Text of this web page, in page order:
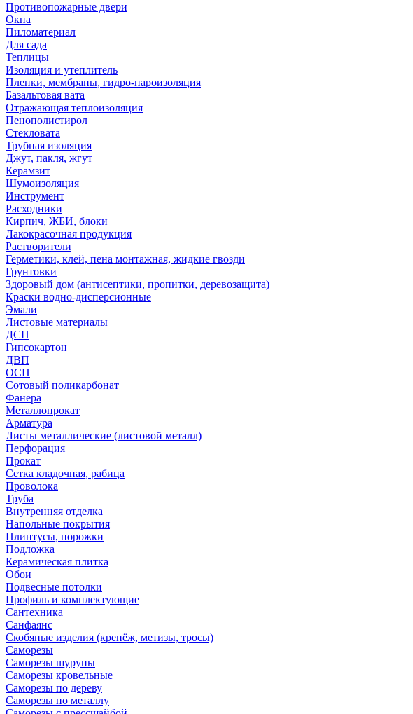
Противопожарные двери
Окна
Пиломатериал
Для сада
Теплицы
Изоляция и утеплитель
Пленки, мембраны, гидро-пароизоляция
Базальтовая вата
Отражающая теплоизоляция
Пенополистирол
Стекловата
Трубная изоляция
Джут, пакля, жгут
Керамзит
Шумоизоляция
Инструмент
Расходники
Кирпич, ЖБИ, блоки
Лакокрасочная продукция
Растворители
Герметики, клей, пена монтажная, жидкие гвозди
Грунтовки
Здоровый дом (антисептики, пропитки, деревозащита)
Краски водно-дисперсионные
Эмали
Листовые материалы
ДСП
Гипсокартон
ДВП
ОСП
Сотовый поликарбонат
Фанера
Металлопрокат
Арматура
Листы металлические (листовой металл)
Перфорация
Прокат
Сетка кладочная, рабица
Проволока
Труба
Внутренняя отделка
Напольные покрытия
Плинтусы, порожки
Подложка
Керамическая плитка
Обои
Подвесные потолки
Профиль и комплектующие
Сантехника
Санфаянс
Скобяные изделия (крепёж, метизы, тросы)
Саморезы
Саморезы шурупы
Саморезы кровельные
Саморезы по дереву
Саморезы по металлу